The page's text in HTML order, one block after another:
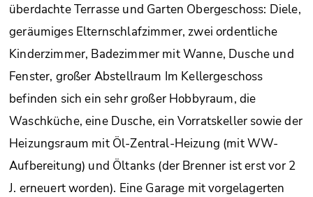
überdachte Terrasse und Garten Obergeschoss: Diele,
geräumiges Elternschlafzimmer, zwei ordentliche
Kinderzimmer, Badezimmer mit Wanne, Dusche und
Fenster, großer Abstellraum Im Kellergeschoss
befinden sich ein sehr großer Hobbyraum, die
Waschküche, eine Dusche, ein Vorratskeller sowie der
Heizungsraum mit Öl-Zentral-Heizung (mit WW-
Aufbereitung) und Öltanks (der Brenner ist erst vor 2
J. erneuert worden). Eine Garage mit vorgelagerten